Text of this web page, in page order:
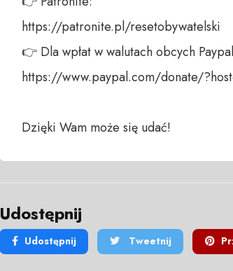
https://patronite.pl/resetobywatelski
👉 Dla wpłat w walutach obcych
https://www.paypal.com/donate/
Dzięki Wam może się udać!
Udostępnij
Udostępnij Tweetnij